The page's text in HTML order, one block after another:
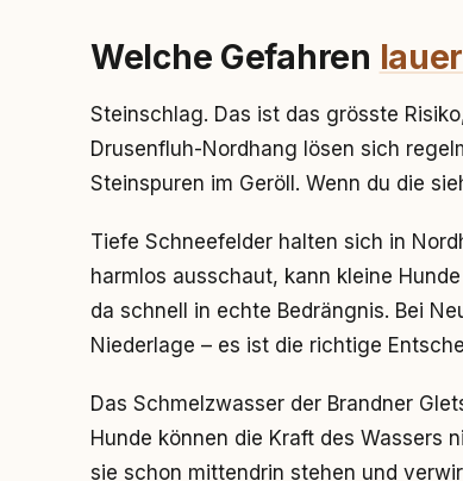
Welche Gefahren
Steinschlag. Das ist das grösste
Drusenfluh-Nordhang lösen sich
Steinspuren im Geröll. Wenn du die
Tiefe Schneefelder halten sich in
harmlos ausschaut, kann kleine
da schnell in echte Bedrängnis. Bei
Niederlage – es ist die richtige
Das Schmelzwasser der Brandner
Hunde können die Kraft des Wassers
sie schon mittendrin stehen und